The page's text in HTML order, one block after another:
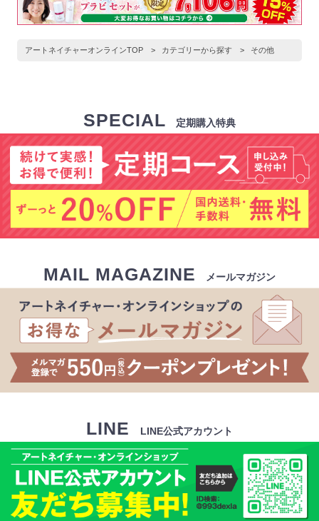
アートネイチャーオンラインTOP > カテゴリーから探す > その他
SPECIAL 定期購入特典
MAIL MAGAZINE メールマガジン
LINE LINE公式アカウント